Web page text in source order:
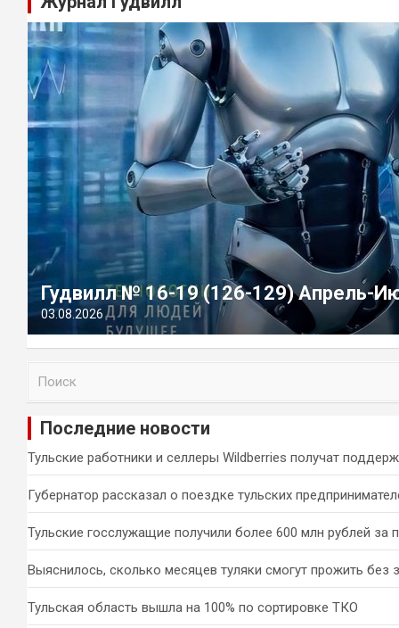
Гудвилл № 16-19 (126-129) Апрель-
03.08.2026
и
Последние новости
Тульские работники и селлеры Wildberries получат
Губернатор рассказал о поездке тульских
Тульские госслужащие получили более 600 млн рублей за
Выяснилось, сколько месяцев туляки смогут прожить без
Тульская область вышла на 100% по сортировке ТКО